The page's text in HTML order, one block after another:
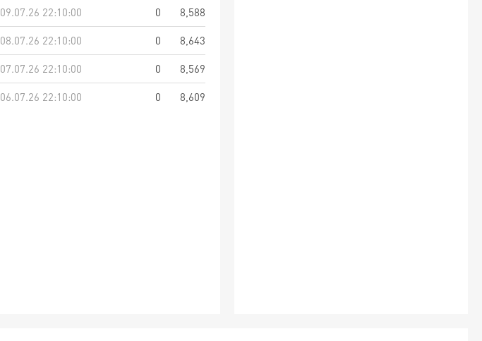
09.07.26 22:10:00
0
8,588
08.07.26 22:10:00
0
8,643
07.07.26 22:10:00
0
8,569
06.07.26 22:10:00
0 8,609